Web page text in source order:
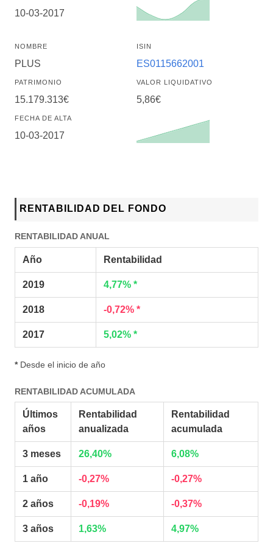
10-03-2017
NOMBRE
PLUS
ISIN
ES0115662001
PATRIMONIO
15.179.313€
VALOR LIQUIDATIVO
5,86€
FECHA DE ALTA
10-03-2017
RENTABILIDAD DEL FONDO
RENTABILIDAD ANUAL
Año Rentabilidad
2019 4,77% *
2018 -0,72% *
2017 5,02% *
*Desde el inicio de año
RENTABILIDAD ACUMULADA
Últimos
años
Rentabilidad
anualizada
Rentabilidad
acumulada
3 meses 26,40% 6,08%
1 año -0,27% -0,27%
2 años -0,19% -0,37%
3 años 1,63% 4,97%